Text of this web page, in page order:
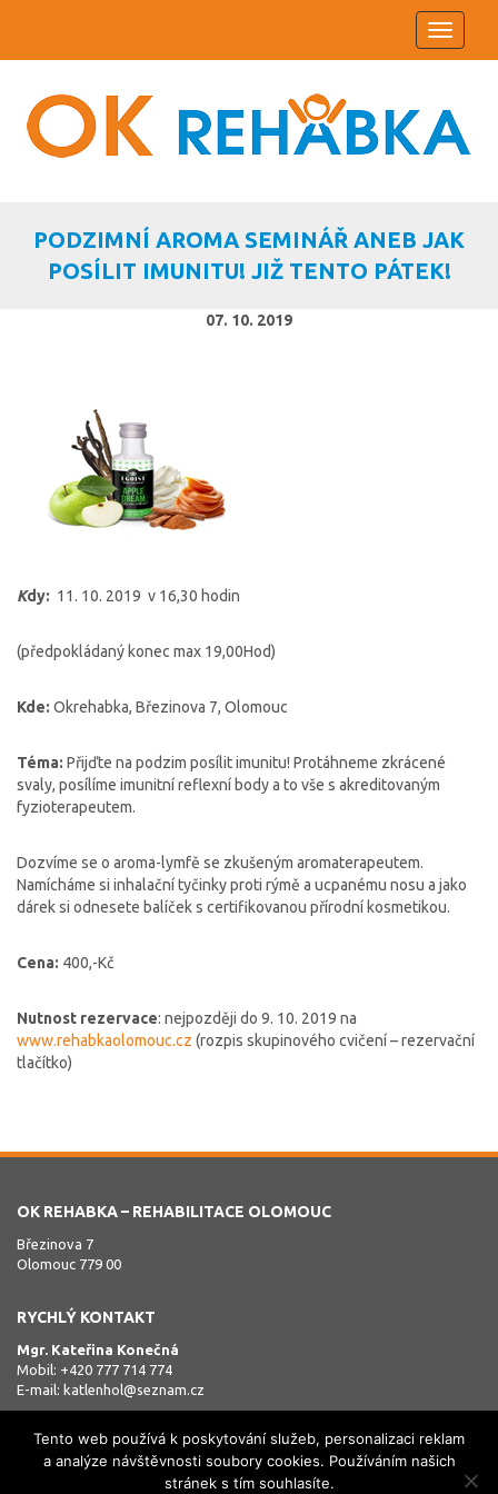
Toggle
PODZIMNÍ AROMA SEMINÁŘ ANEB JAK
POSÍLIT IMUNITU! JIŽ TENTO PÁTEK!
07. 10. 2019
Kdy: 11. 10. 2019 v 16,30 hodin
(předpokládaný konec max 19,00Hod)
Kde: Okrehabka, Březinova 7, Olomouc
Téma: Přijďte na podzim posílit imunitu! Protáhneme zkrácené
svaly, posílíme imunitní reflexní body a to vše s akreditovaným
fyzioterapeutem.
Dozvíme se o aroma-lymfě se zkušeným aromaterapeutem.
Namícháme si inhalační tyčinky proti rýmě a ucpanému nosu a jako
dárek si odnesete balíček s certifikovanou přírodní kosmetikou.
Cena: 400,-Kč
Nutnost rezervace: nejpozději do 9. 10. 2019 na
www.rehabkaolomouc.cz (rozpis skupinového cvičení – rezervační
tlačítko)
OK REHABKA – REHABILITACE OLOMOUC
Březinova 7
Olomouc 779 00
RYCHLÝ KONTAKT
Mgr. Kateřina Konečná
Mobil: +420 777 714 774
E-mail: katlenhol@seznam.cz
Tento web používá k poskytování služeb, personalizaci reklam
a analýze návštěvnosti soubory cookies. Používáním našich
stránek s tím souhlasíte.